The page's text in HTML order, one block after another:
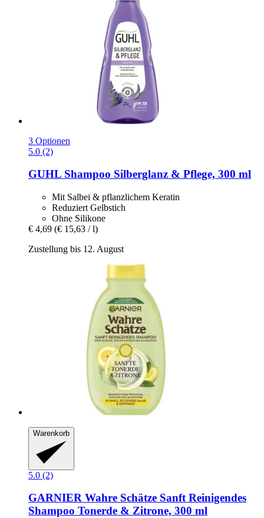
3 Optionen
5.0 (2)
GUHL Shampoo Silberglanz & Pflege, 300 ml
Mit Salbei & pflanzlichem Keratin
Reduziert Gelbstich
Ohne Silikone
€ 4,69 (€ 15,63 / l)
Zustellung bis 12. August
Warenkorb
5.0 (2)
GARNIER Wahre Schätze Sanft Reinigendes
Shampoo Tonerde & Zitrone, 300 ml